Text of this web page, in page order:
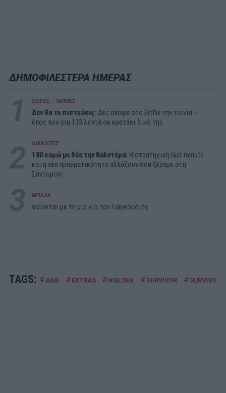
ΔΗΜΟΦΙΛΕΣΤΕΡΑ ΗΜΕΡΑΣ
ΣΕΙΡΕΣ - ΤΑΙΝΙΕΣ
Δεν θα το πιστεύεις:Δες απόψε στο Ertflix την ταινία -
έπος που για 133 λεπτά σε κρατάει δικό της
ΔΙΑΚΟΠΕΣ
180 ευρώ με θέα την Καλντέρα: Η στρατηγική last minute
και η νέα πραγματικότητα αλλάζουν όσα ξέραμε στη
Σαντορίνη
ΜΠΑΛΑ
Φαίνεται με τη μία για τον Γιάγκουσιτς
TAGS: # AGB # EXTRAS # NIELSEN # SURVIVOR # SURVIVOR